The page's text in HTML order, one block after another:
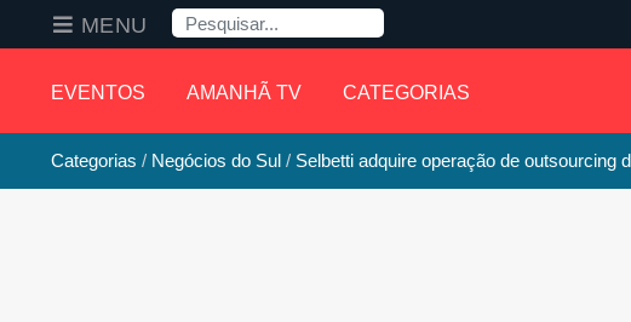
EVENTOS AMANHÃ TV CATEGORIAS
MENU Pesquisa
Categorias Negócios do Sul Selbetti adquire operação de outsourcing